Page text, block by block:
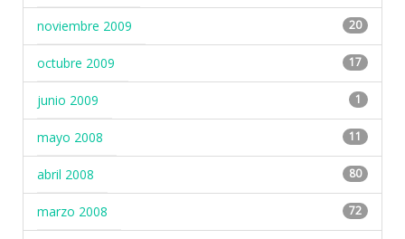
noviembre 2009 20
octubre 2009 17
junio 2009 1
mayo 2008 11
abril 2008 80
marzo 2008 72